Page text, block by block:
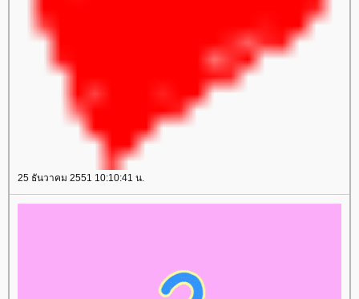
25 ธันวาคม 2551 10:10:41 น.